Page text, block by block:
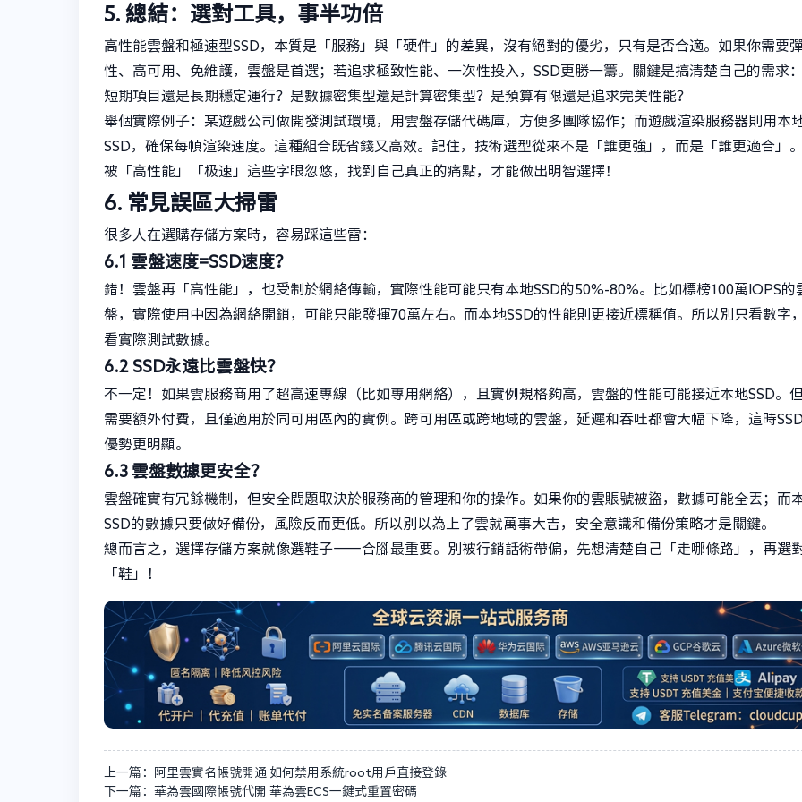
5. 總結：選對工具，事半功倍
高性能雲盤和極速型SSD，本質是「服務」與「硬件」的差異，沒有絕對的優劣，只有是否合適。如果你需要彈
性、高可用、免維護，雲盤是首選；若追求極致性能、一次性投入，SSD更勝一籌。關鍵是搞清楚自己的需求
短期項目還是長期穩定運行？是數據密集型還是計算密集型？是預算有限還是追求完美性能？
舉個實際例子：某遊戲公司做開發測試環境，用雲盤存儲代碼庫，方便多團隊協作；而遊戲渲染服務器則用本
SSD，確保每幀渲染速度。這種組合既省錢又高效。記住，技術選型從來不是「誰更強」，而是「誰更適合」。
被「高性能」「极速」這些字眼忽悠，找到自己真正的痛點，才能做出明智選擇！
6. 常見誤區大掃雷
很多人在選購存儲方案時，容易踩這些雷：
6.1 雲盤速度=SSD速度？
錯！雲盤再「高性能」，也受制於網絡傳輸，實際性能可能只有本地SSD的50%-80%。比如標榜100萬IOPS的
盤，實際使用中因為網絡開銷，可能只能發揮70萬左右。而本地SSD的性能則更接近標稱值。所以別只看數字
看實際測試數據。
6.2 SSD永遠比雲盤快？
不一定！如果雲服務商用了超高速專線（比如專用網絡），且實例規格夠高，雲盤的性能可能接近本地SSD。
需要額外付費，且僅適用於同可用區內的實例。跨可用區或跨地域的雲盤，延遲和吞吐都會大幅下降，這時
優勢更明顯。
6.3 雲盤數據更安全？
雲盤確實有冗餘機制，但安全問題取決於服務商的管理和你的操作。如果你的雲賬號被盜，數據可能全丟；而
SSD的數據只要做好備份，風險反而更低。所以別以為上了雲就萬事大吉，安全意識和備份策略才是關鍵。
總而言之，選擇存儲方案就像選鞋子——合腳最重要。別被行銷話術帶偏，先想清楚自己「走哪條路」，再選
「鞋」！
上一篇：阿里雲實名帳號開通 如何禁用系統root用戶直接登錄
下一篇：華為雲國際帳號代開 華為雲ECS一鍵式重置密碼